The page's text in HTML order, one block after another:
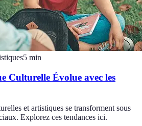
5 min
Culturelle Évolue avec les
et artistiques se transforment sous
Explorez ces tendances ici.